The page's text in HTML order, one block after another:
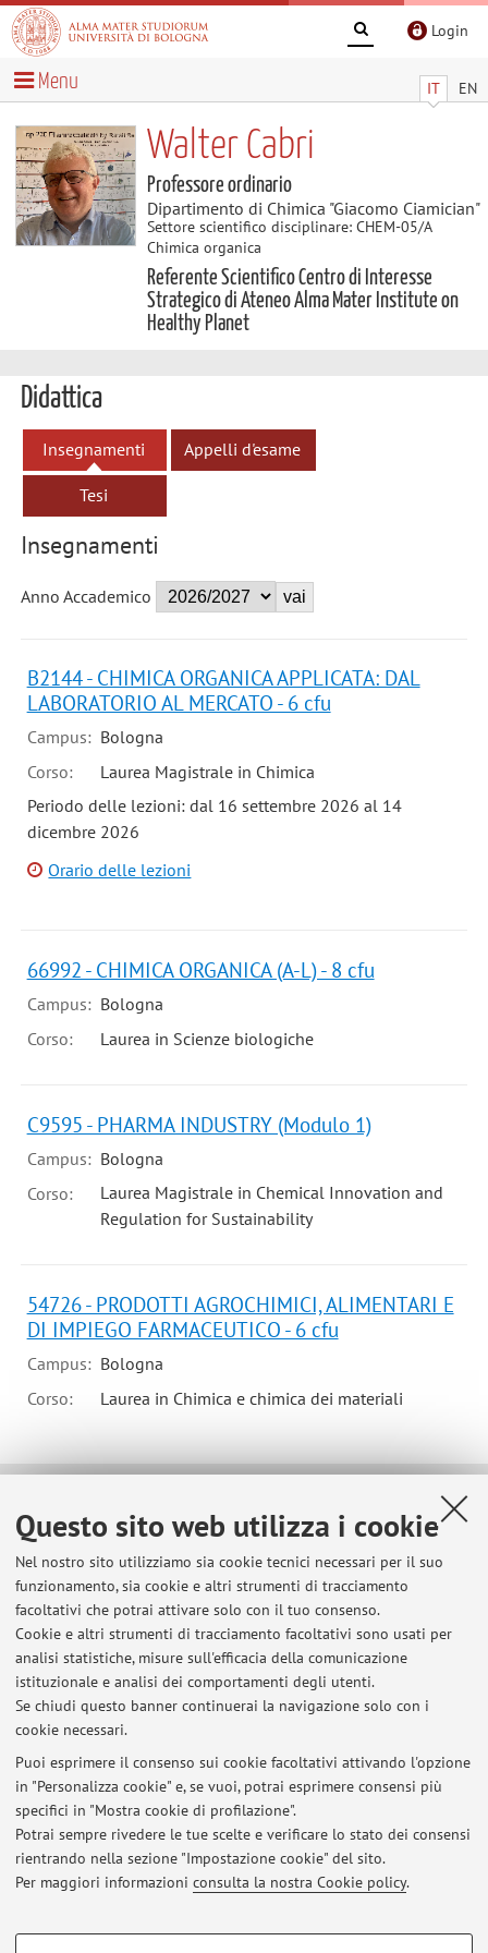
Questo sito web utilizza i cookie
Nel nostro sito utilizziamo sia cookie tecnici necessari per il suo
funzionamento, sia cookie e altri strumenti di tracciamento
facoltativi che potrai attivare solo con il tuo consenso.
Cookie e altri strumenti di tracciamento facoltativi sono usati per
analisi statistiche, misure sull'efficacia della comunicazione
istituzionale e analisi dei comportamenti degli utenti.
Se chiudi questo banner continuerai la navigazione solo con i
cookie necessari.
Puoi esprimere il consenso sui cookie facoltativi attivando l'opzione
in "Personalizza cookie" e, se vuoi, potrai esprimere consensi più
specifici in "Mostra cookie di profilazione".
Potrai sempre rivedere le tue scelte e verificare lo stato dei consensi
rientrando nella sezione "Impostazione cookie" del sito.
Per maggiori informazioni consulta la nostra Cookie policy.
COOKIE DI PROFILAZIONE - FACOLTATIVI
Login
IT EN
Menu
Walter Cabri
Professore ordinario
Dipartimento di Chimica "Giacomo Ciamician"
Settore scientifico disciplinare: CHEM-05/A
Chimica organica
Referente Scientifico Centro di Interesse
Strategico di Ateneo Alma Mater Institute on
Healthy Planet
Didattica
Insegnamenti Appelli d'esame
Tesi
Insegnamenti
Anno Accademico
B2144 - CHIMICA ORGANICA APPLICATA: DAL
LABORATORIO AL MERCATO - 6 cfu
Campus: Bologna
Corso:
Laurea Magistrale in Chimica
Periodo delle lezioni: dal 16 settembre 2026 al 14
dicembre 2026
Orario delle lezioni
66992 - CHIMICA ORGANICA (A-L) - 8 cfu
Campus: Bologna
Corso:
Laurea in Scienze biologiche
C9595 - PHARMA INDUSTRY (Modulo 1)
Campus: Bologna
Corso:
Laurea Magistrale in Chemical Innovation and
Regulation for Sustainability
54726 - PRODOTTI AGROCHIMICI, ALIMENTARI E
DI IMPIEGO FARMACEUTICO - 6 cfu
Campus: Bologna
Corso:
Laurea in Chimica e chimica dei materiali
Ultimi avvisi
Al momento non sono presenti avvisi.
In evidenza
ACS Green Chemistry Institute
ESPACENET